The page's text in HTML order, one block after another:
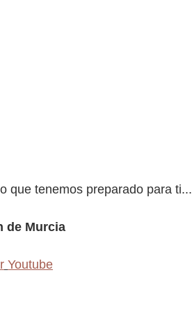
que tenemos preparado para ti...
de Murcia
Youtube